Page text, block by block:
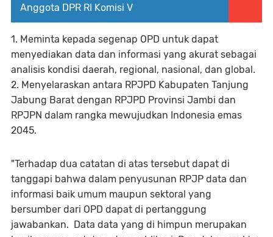
Anggota DPR RI Komisi V
1. Meminta kepada segenap OPD untuk dapat
menyediakan data dan informasi yang akurat sebagai
analisis kondisi daerah, regional, nasional, dan global.
2. Menyelaraskan antara RPJPD Kabupaten Tanjung
Jabung Barat dengan RPJPD Provinsi Jambi dan
RPJPN dalam rangka mewujudkan Indonesia emas
2045.
"Terhadap dua catatan di atas tersebut dapat di
tanggapi bahwa dalam penyusunan RPJP data dan
informasi baik umum maupun sektoral yang
bersumber dari OPD dapat di pertanggung
jawabankan. Data data yang di himpun merupakan